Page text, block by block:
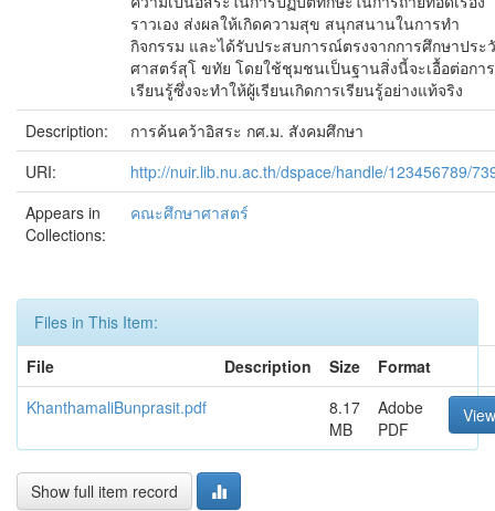
ราวเอง ส่งผลให้เกิดความสุข สนุกสนานในการทำ
กิจกรรม และได้รับประสบการณ์ตรงจากการศึกษาประ
ศาสตร์สุโ ขทัย โดยใช้ชุมชนเป็นฐานสิ่งนี้จะเอื้อต่อการ
เรียนรู้ซึ่งจะทำให้ผู้เรียนเกิดการเรียนรู้อย่างแท้จริง
Description:
การค้นคว้าอิสระ กศ.ม. สังคมศึกษา
URI:
http://nuir.lib.nu.ac.th/dspace/handle/123456789/
Appears in
Collections:
คณะศึกษาศาสตร์
Files in This Item:
File
Description Size
Format
KhanthamaliBunprasit.pdf
8.17
MB
Adobe
PDF
Show full item record